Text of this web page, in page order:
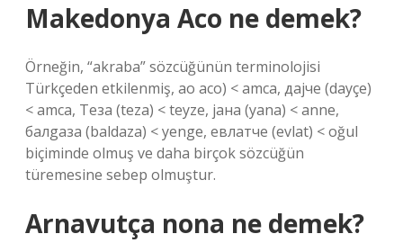
Makedonya Aco ne demek?
Örneğin, “akraba” sözcüğünün terminolojisi
Türkçeden etkilenmiş, ao aco) < amca, дajчe (dayçe)
< amca, Teзa (teza) < teyze, jaнa (yana) < anne,
бaлgaзa (baldaza) < yenge, eвлaтчe (evlat) < oğul
biçiminde olmuş ve daha birçok sözcüğün
türemesine sebep olmuştur.
Arnavutça nona ne demek?